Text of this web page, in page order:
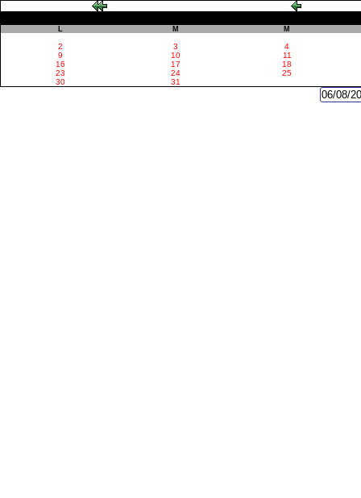
L M M
2 3
4
9
10
11
16
17
18
23
24
25
30
31